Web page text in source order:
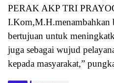
PERAK AKP TRI
I.Kom,M.H.menambahkan
bertujuan untuk
juga sebagai wujud
kepada masyarakat,”